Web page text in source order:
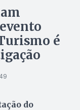
é
do